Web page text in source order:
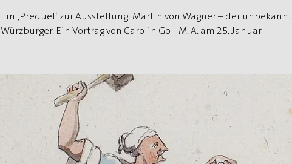
Ein ‚Prequel‘ zur Ausstellung: Martin von Wagner – der
Würzburger. Ein Vortrag von Carolin Goll M. A. am 25. Januar